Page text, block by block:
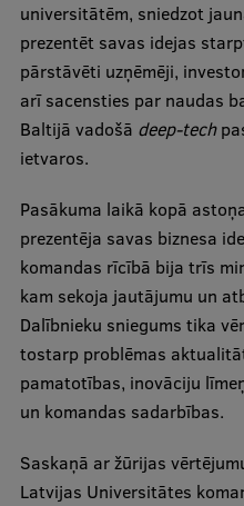
Mūsu cilvēki
Stratēģija
Struktūra
RSU fonds
Aula
Muzeji un ekspozīcijas
Ģerbonis
Projekti
Reitingi
Virtuālā tūre
universitātēm, sniedzot
prezentēt savas idejas
pārstāvēti uzņēmēji,
arī sacensties par naudas
Baltijā vadošā deep-tech
ietvaros.
Pasākuma laikā kopā
prezentēja savas biznesa
komandas rīcībā bija trīs
kam sekoja jautājumu un
Dalībnieku sniegums tika
tostarp problēmas
pamatotības, inovāciju
un komandas sadarbības.
Saskaņā ar žūrijas
Latvijas Universitātes